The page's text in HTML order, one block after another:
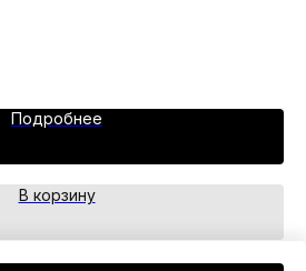
Подробнее
В корзину